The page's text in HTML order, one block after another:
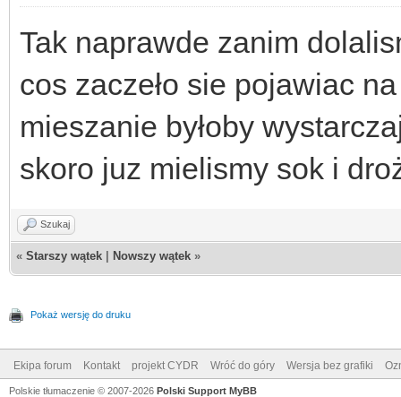
Tak naprawde zanim
cos zaczeło sie pojawiac
mieszanie byłoby
skoro juz mielismy sok i
Szukaj
« Starszy wątek Nowszy wątek »
Pokaż wersję do druku
Ekipa forum Kontakt projekt CYDR Wróć do góry Wersja bez grafiki
Polskie tłumaczenie © 2007-2026 Polski Support MyBB